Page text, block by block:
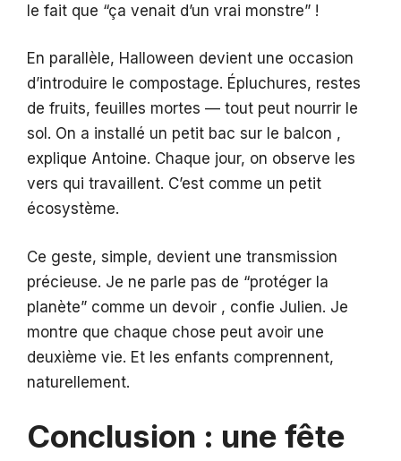
le fait que “ça venait d’un vrai monstre” !
En parallèle, Halloween devient une occasion
d’introduire le compostage. Épluchures, restes
de fruits, feuilles mortes — tout peut nourrir le
sol. On a installé un petit bac sur le balcon ,
explique Antoine. Chaque jour, on observe les
vers qui travaillent. C’est comme un petit
écosystème.
Ce geste, simple, devient une transmission
précieuse. Je ne parle pas de “protéger la
planète” comme un devoir , confie Julien. Je
montre que chaque chose peut avoir une
deuxième vie. Et les enfants comprennent,
naturellement.
Conclusion : une fête